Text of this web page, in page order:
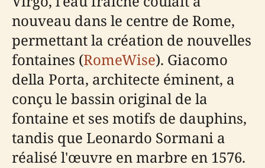
nouveau dans le centre de Rome,
permettant la création de nouvelles
fontaines (RomeWise). Giacomo
della Porta, architecte éminent, a
conçu le bassin original de la
fontaine et ses motifs de dauphins,
tandis que Leonardo Sormani a
réalisé l'œuvre en marbre en 1576.